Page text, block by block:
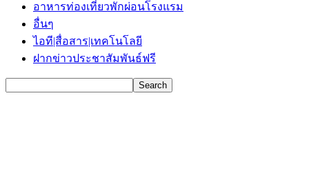
อาหารท่องเที่ยวพักผ่อนโรงแรม
อื่นๆ
ไอที|สื่อสาร|เทคโนโลยี
ฝากข่าวประชาสัมพันธ์ฟรี